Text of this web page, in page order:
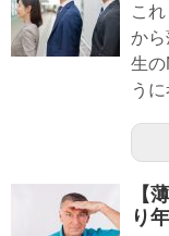
こ
か
生の
う
【
り